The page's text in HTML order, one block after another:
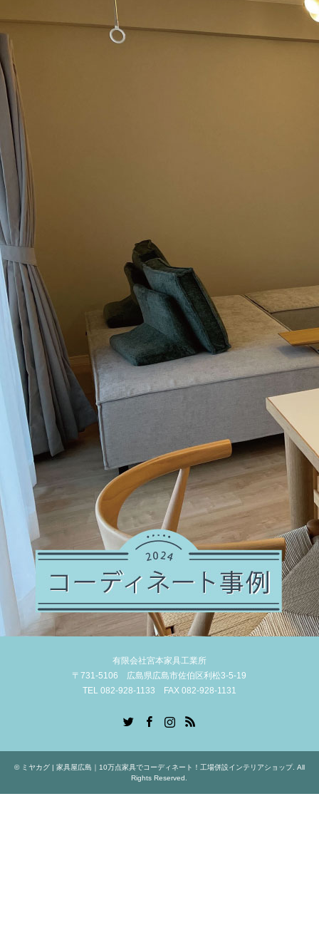
有限会社宮本家具工業所
〒731-5106 広島県広島市佐伯区利松3-5-19
TEL 082-928-1133 FAX 082-928-1131
RSS
© ミヤカグ | 家具屋広島｜10万点家具でコーディネート！工場併設インテリアショップ. All
Rights Reserved.